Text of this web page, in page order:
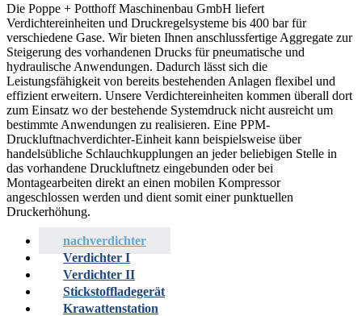
Die Poppe + Potthoff Maschinenbau GmbH liefert
Verdichtereinheiten und Druckregelsysteme bis 400 bar für
verschiedene Gase. Wir bieten Ihnen anschlussfertige Aggregate zur
Steigerung des vorhandenen Drucks für pneumatische und
hydraulische Anwendungen. Dadurch lässt sich die
Leistungsfähigkeit von bereits bestehenden Anlagen flexibel und
effizient erweitern. Unsere Verdichtereinheiten kommen überall dort
zum Einsatz wo der bestehende Systemdruck nicht ausreicht um
bestimmte Anwendungen zu realisieren. Eine PPM-
Druckluftnachverdichter-Einheit kann beispielsweise über
handelsübliche Schlauchkupplungen an jeder beliebigen Stelle in
das vorhandene Druckluftnetz eingebunden oder bei
Montagearbeiten direkt an einen mobilen Kompressor
angeschlossen werden und dient somit einer punktuellen
Druckerhöhung.
nachverdichter
Verdichter I
Verdichter II
Stickstoffladegerät
Krawattenstation